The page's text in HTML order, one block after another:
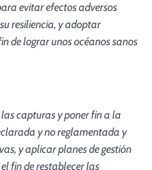
evitar efectos adversos
resiliencia, y adoptar
de lograr unos océanos sanos
capturas y poner fin a la
y no reglamentada y
y aplicar planes de gestión
fin de restablecer las